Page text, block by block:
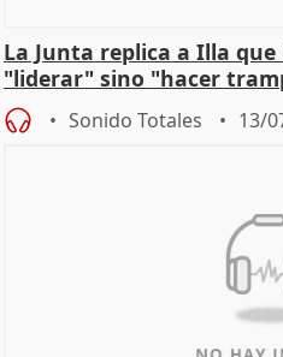
La Junta replica a Illa
"liderar" sino "hacer
Sonido Totales 13/